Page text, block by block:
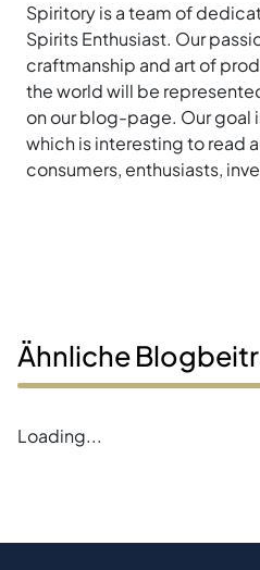
Spiritory is a team of
Spirits Enthusiast. Our
craftmanship and art of
the world will be
on our blog-page. Our goal
which is interesting to read
consumers, enthusiasts,
Ähnliche
Loading...